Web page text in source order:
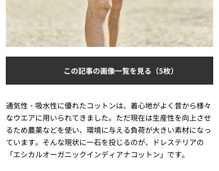
この記事の画像一覧を見る（5枚）
通気性・吸水性に優れたコットンは、着心地がよく昔から様々
なウエアに用いられてきました。ただ現在は生産性を向上させ
るため農薬などを使い、環境に与える負荷が大きい素材になっ
ています。そんな現状に一石を投じるのが、ドレステリアの
「エシカルオーガニックインディアナコットン」です。